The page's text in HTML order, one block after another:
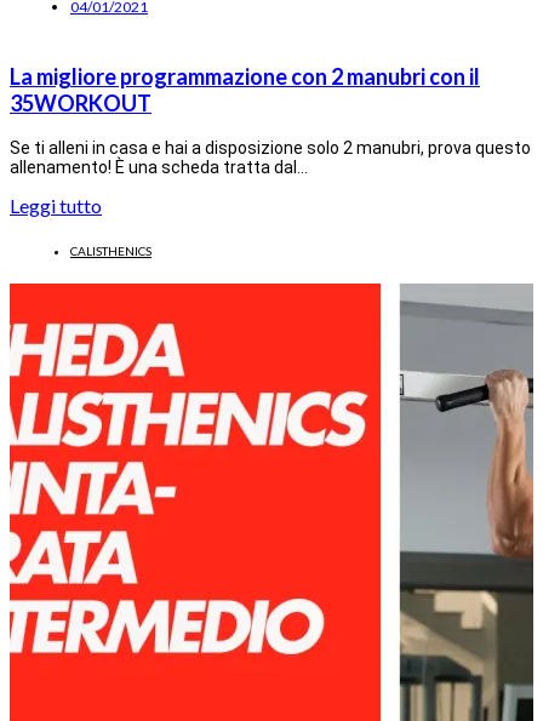
04/01/2021
La migliore programmazione con 2 manubri con il
35WORKOUT
Se ti alleni in casa e hai a disposizione solo 2 manubri, prova questo
allenamento! È una scheda tratta dal…
Leggi tutto
CALISTHENICS